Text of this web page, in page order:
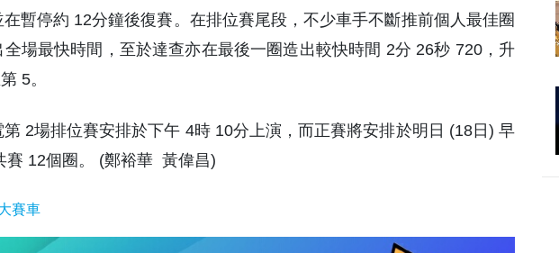
暫停約 12分鐘後復賽。在排位賽尾段，不少車手不斷推前個人最佳圈
場最快時間，至於達查亦在最後一圈造出較快時間 2分 26秒 720，升
5。
2場排位賽安排於下午 4時 10分上演，而正賽將安排於明日 (18日) 早
賽 12個圈。 (鄭裕華 黃偉昌)
賽車